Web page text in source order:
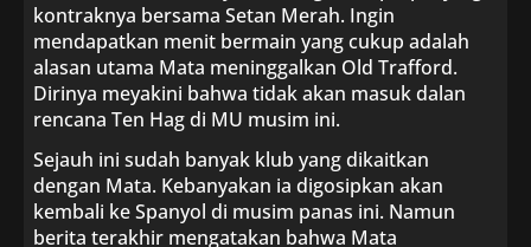
kontraknya bersama Setan Merah. Ingin
mendapatkan menit bermain yang cukup adalah
alasan utama Mata meninggalkan Old Trafford.
Dirinya meyakini bahwa tidak akan masuk dalan
rencana Ten Hag di MU musim ini.
Sejauh ini sudah banyak klub yang dikaitkan
dengan Mata. Kebanyakan ia digosipkan akan
kembali ke Spanyol di musim panas ini. Namun
berita terakhir mengatakan bahwa Mata